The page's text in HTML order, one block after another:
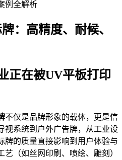
例全解析
：高精度、耐候、
正在被UV平板打印
不仅是品牌形象的载体，更是信
视系统到户外广告牌，从工业设
牌的质量直接影响到用户体验与
（如丝网印刷、喷绘、雕刻）